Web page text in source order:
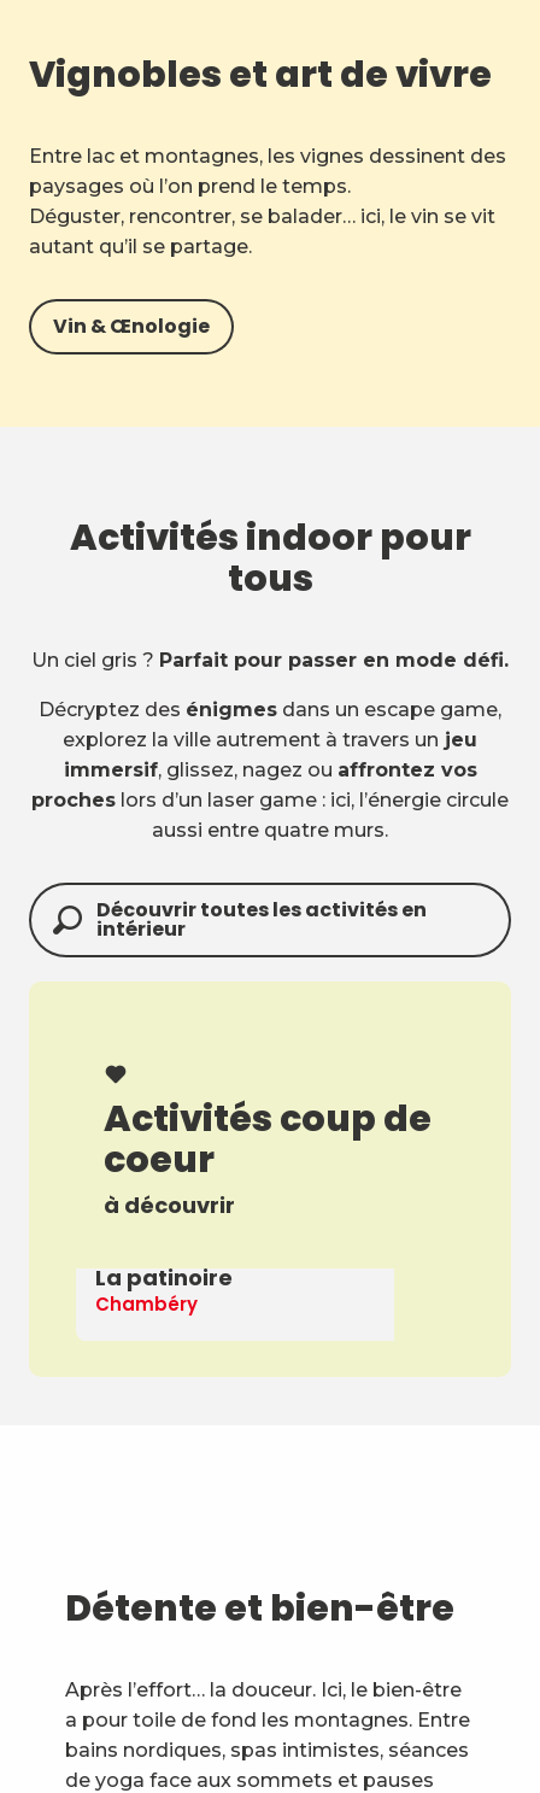
Vignobles et art de vivre
Entre lac et montagnes, les vignes dessinent des
paysages où l’on prend le temps.
Déguster, rencontrer, se balader… ici, le vin se vit
autant qu’il se partage.
Vin & Œnologie
Activités indoor pour
tous
Un ciel gris ? Parfait pour passer en mode défi.
Décryptez des énigmes dans un escape game,
explorez la ville autrement à travers un jeu
immersif, glissez, nagez ou affrontez vos
proches lors d’un laser game : ici, l’énergie circule
aussi entre quatre murs.
Découvrir toutes les activités en
intérieur
Activités coup de
coeur
à découvrir
La patinoire
Chambéry
Détente et bien-être
Après l’effort… la douceur. Ici, le bien-être
a pour toile de fond les montagnes. Entre
bains nordiques, spas intimistes, séances
de yoga face aux sommets et pauses